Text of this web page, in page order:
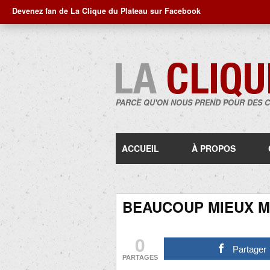
Devenez fan de La Clique du Plateau sur Facebook
PARCE QU'ON NOUS PREND POUR DES
ACCUEIL À PROPOS
BEAUCOUP MIEUX
0
PARTAGES
Partager